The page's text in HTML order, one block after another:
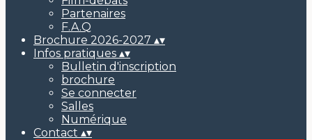
Partenaires
F.A.Q
Brochure 2026-2027 ▴▾
Infos pratiques ▴▾
Bulletin d'inscription
brochure
Se connecter
Salles
Numérique
Contact ▴▾